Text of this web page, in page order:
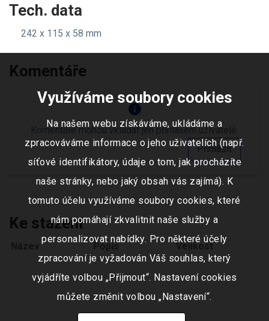
Tech. data
242 x 115 x 58 mm
Komentáře
info
Komentáře mohou vkládat jen přihlášení uživatelé.
Přihlásit
Ke stažení
Název Popis Velikost
Využíváme soubory cookies
Na našem webu získáváme, ukládáme a
zpracováváme informace o jeho uživatelích (např.
síťové identifikátory, údaje o tom, jak procházíte
naše stránky, nebo jaký obsah vás zajímá). K
tomuto účelu využíváme soubory cookies, které
nám pomáhají zkvalitnit naše služby a
personalizovat nabídky. Pro některé účely
zpracování je vyžadován Váš souhlas, který
vyjádříte volbou „Přijmout“. Nastavení cookies
můžete změnit volbou „Nastavení“.